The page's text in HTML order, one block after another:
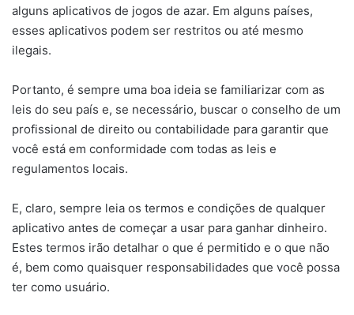
alguns aplicativos de jogos de azar. Em alguns países,
esses aplicativos podem ser restritos ou até mesmo
ilegais.
Portanto, é sempre uma boa ideia se familiarizar com as
leis do seu país e, se necessário, buscar o conselho de um
profissional de direito ou contabilidade para garantir que
você está em conformidade com todas as leis e
regulamentos locais.
E, claro, sempre leia os termos e condições de qualquer
aplicativo antes de começar a usar para ganhar dinheiro.
Estes termos irão detalhar o que é permitido e o que não
é, bem como quaisquer responsabilidades que você possa
ter como usuário.